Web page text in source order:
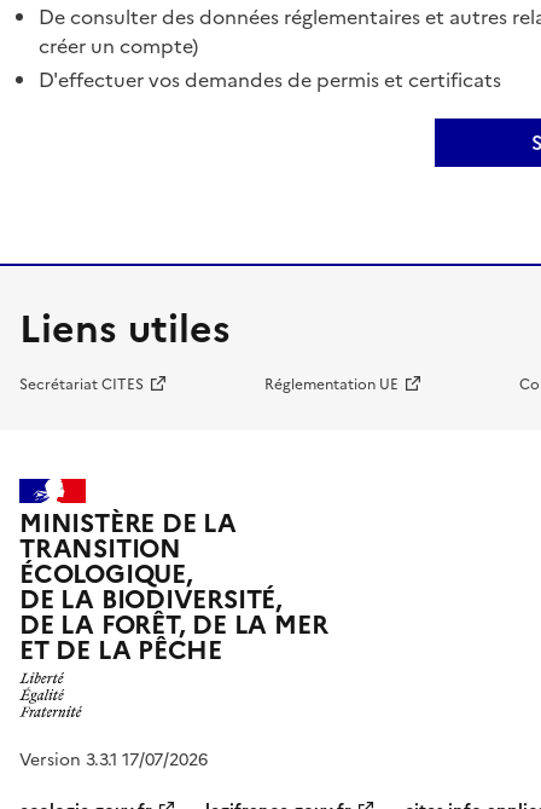
De consulter des données réglementaires et autres
créer un compte)
D'effectuer vos demandes de permis et certificats
Liens utiles
Secrétariat CITES Réglementation UE
MINISTÈRE DE LA
TRANSITION
ÉCOLOGIQUE,
DE LA BIODIVERSITÉ,
DE LA FORÊT, DE LA MER
ET DE LA PÊCHE
Version 3.3.1 17/07/2026